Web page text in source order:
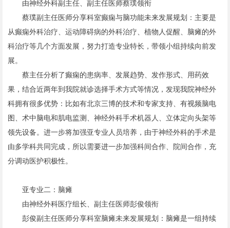
由神经外科副主任、副主任医师蔡璞领衔
蔡璞副主任医师分享科室癫痫与脑功能未来发展规划：主要是
从癫痫外科治疗、运动障碍病的外科治疗、植物人促醒、脑瘫的外
科治疗等几个方面发展，努力打造专业特长，带领小组持续向前发
展。
蔡主任分析了癫痫的患病率、发展趋势、发作形式、用药效
果，结合近两年到我院就诊选择手术方式等情况，发现我院神经外
科拥有很多优势：比如有北京三博的技术和专家支持、有视频脑电
图、术中脑电和肌电监测、神经外科手术机器人、立体定向头架等
领先设备。进一步将加强亚专业人员培养，由于神经外科的手术是
由多学科共同完成，所以需要进一步加强科间合作、院间合作，充
分调动医护积极性。
亚专业二：脑瘫
由神经外科医疗组长、副主任医师彭俊领衔
彭俊副主任医师分享科室脑瘫未来发展规划：脑瘫是一组持续